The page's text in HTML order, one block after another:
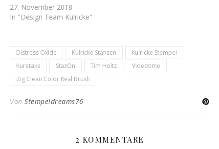
27. November 2018
In "Design Team Kulricke"
Distress Oxide Kulricke Stanzen
Kulricke Stempel
Kuretake
StazOn Tim Holtz
Videotime
Zig Clean Color Real Brush
Von Stempeldreams76
2 KOMMENTARE